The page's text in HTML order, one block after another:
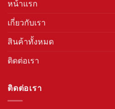
หน้าแรก
เกี่ยวกับเรา
สินค้าทั้งหมด
ติดต่อเรา
ติดต่อเรา